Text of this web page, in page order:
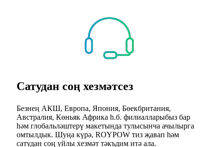
Сатудан соң хезмәтсез
Безнең АКШ, Европа, Япония, Бөекбритания,
Австралия, Көньяк Африка һ.б. филиалларыбыз бар
һәм глобальләштерү макетында тулысынча ачылырга
омтылдык. Шуңа күрә, ROYPOW тиз җавап һәм
сатудан соң уйлы хезмәт тәкъдим итә ала.